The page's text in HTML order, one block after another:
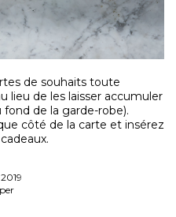
de souhaits toute
lieu de les laisser accumuler
fond de la garde-robe).
côté de la carte et insérez